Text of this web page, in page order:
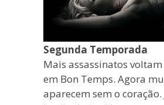
Segunda Temporada
Mais assassinatos
em Bon Temps. Agora
aparecem sem o coração.